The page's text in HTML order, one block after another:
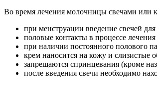
Во время лечения молочницы свечами или
при менструации введение свечей
половые контакты в процессе
при наличии постоянного полового
крем наносится на кожу и слизистые
запрещаются спринцевания (кроме
после введения свечи необходимо